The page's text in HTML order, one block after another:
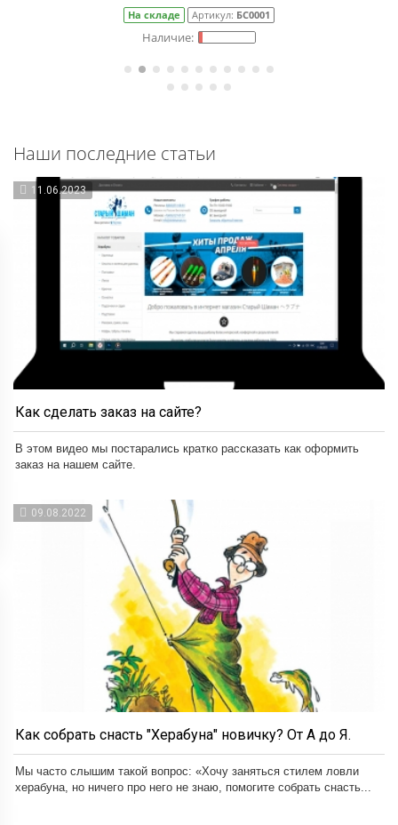
На складе Артикул: БС0001
Наши последние статьи
11.06.2023
Как сделать заказ на сайте?
В этом видео мы постарались кратко рассказать как оформить
заказ на нашем сайте.
09.08.2022
Как собрать снасть "Херабуна" новичку? От А до Я.
Мы часто слышим такой вопрос: «Хочу заняться стилем ловли
херабуна, но ничего про него не знаю, помогите собрать снасть...